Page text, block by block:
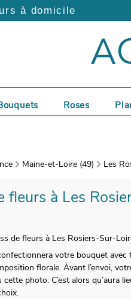
à domicile
Roses
Maine-et-Loire (49) Les
fleurs à Les
de fleurs à Les Rosiers-Sur-
confectionnera votre bouquet
florale. Àvant l’envoi,
photo. C’est alors qu’aura